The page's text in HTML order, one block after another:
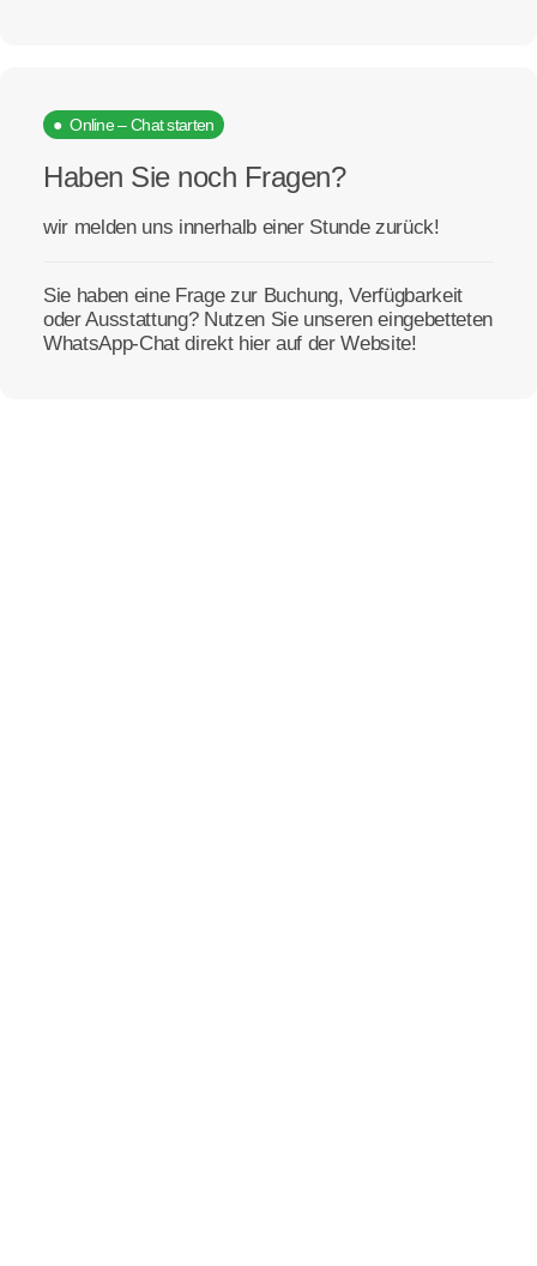
● Online – Chat starten
Haben Sie noch Fragen?
wir melden uns innerhalb einer Stunde zurück!
Sie haben eine Frage zur Buchung, Verfügbarkeit
oder Ausstattung? Nutzen Sie unseren eingebetteten
WhatsApp-Chat direkt hier auf der Website!